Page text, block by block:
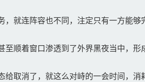
就连阵容也不同，注定只有一方能够
顺着窗口渗透到了外界黑夜当中，形
取消了，就这么对峙的一会时间，